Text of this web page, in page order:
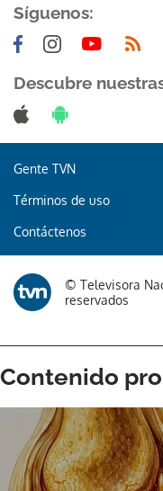
Síguenos:
Descubre
Gente TVN
Términos de uso
Contáctenos
© Televisora
reservados